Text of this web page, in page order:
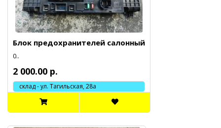
Блок предохранителей салонный
0..
2 000.00 р.
склад - ул. Тагильская, 28а